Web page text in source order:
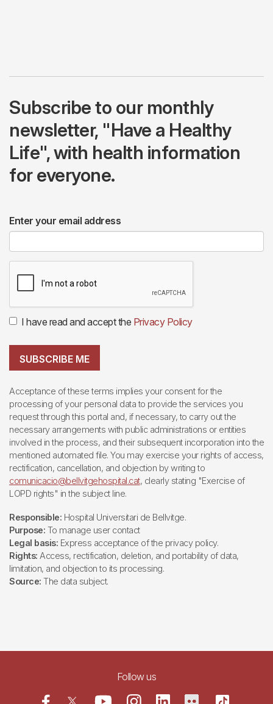
Subscribe to our monthly
newsletter, "Have a Healthy
Life", with health information
for everyone.
Enter your email address
I have read and accept the Privacy Policy
SUBSCRIBE ME
Acceptance of these terms implies your consent for the
processing of your personal data to provide the services you
request through this portal and, if necessary, to carry out the
necessary arrangements with public administrations or entities
involved in the process, and their subsequent incorporation into the
mentioned automated file. You may exercise your rights of access,
rectification, cancellation, and objection by writing to
comunicacio@bellvitgehospital.cat, clearly stating "Exercise of
LOPD rights" in the subject line.
Responsible: Hospital Universitari de Bellvitge.
Purpose: To manage user contact
Legal basis: Express acceptance of the privacy policy.
Rights: Access, rectification, deletion, and portability of data,
limitation, and objection to its processing.
Source: The data subject.
Follow us